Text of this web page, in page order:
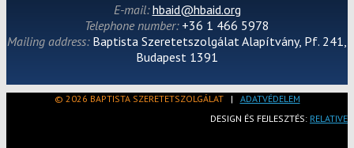
E-mail:hbaid@hbaid.org
Telephone number: +36 1 466 5978
Mailing address: Baptista Szeretetszolgálat Alapítvány, Pf. 241,
Budapest 1391
© 2026 BAPTISTA SZERETETSZOLGÁLAT| ADATVÉDELEM
DESIGN ÉS FEJLESZTÉS: RELATIVE